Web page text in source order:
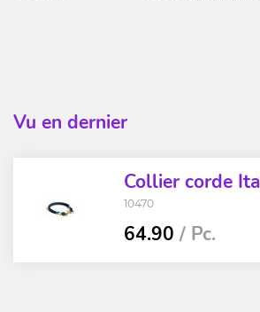
Vu en dernier
Collier corde
10470
64.90 / Pc.